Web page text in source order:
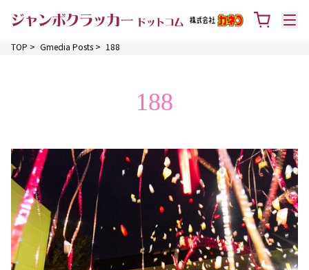
TOP > Gmedia Posts > 188
188